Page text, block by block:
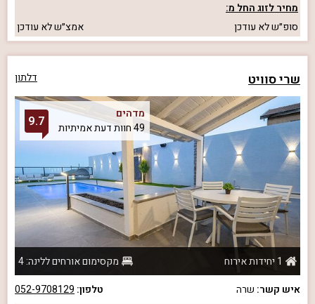
מחיר לזוג החל מ:
סופ״שלא עודכן אמצ״שלא עודכן
שרי סוויט דלתון
מדהים
49 חוות דעת אמיתיות
9.7
1 יחידות אירוח
מקסימום אורחים ללינה: 4
איש קשר: שרה טלפון: 052-9708129